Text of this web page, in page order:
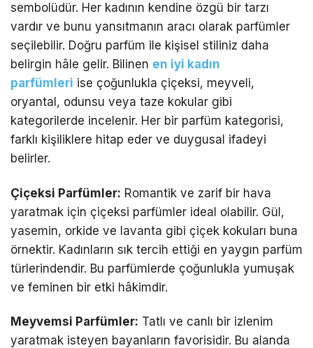
sembolüdür. Her kadının kendine özgü bir tarzı
vardır ve bunu yansıtmanın aracı olarak parfümler
seçilebilir. Doğru parfüm ile kişisel stiliniz daha
belirgin hâle gelir. Bilinen en iyi kadın
parfümleri ise çoğunlukla çiçeksi, meyveli,
oryantal, odunsu veya taze kokular gibi
kategorilerde incelenir. Her bir parfüm kategorisi,
farklı kişiliklere hitap eder ve duygusal ifadeyi
belirler.
Çiçeksi Parfümler: Romantik ve zarif bir hava
yaratmak için çiçeksi parfümler ideal olabilir. Gül,
yasemin, orkide ve lavanta gibi çiçek kokuları buna
örnektir. Kadınların sık tercih ettiği en yaygın parfüm
türlerindendir. Bu parfümlerde çoğunlukla yumuşak
ve feminen bir etki hâkimdir.
Meyvemsi Parfümler: Tatlı ve canlı bir izlenim
yaratmak isteyen bayanların favorisidir. Bu alanda